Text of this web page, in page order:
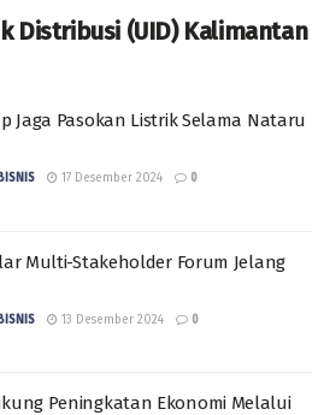
Distribusi (UID) Kalimantan
Jaga Pasokan Listrik Selama Nataru
17 Desember 2024 0
Multi-Stakeholder Forum Jelang
13 Desember 2024 0
Peningkatan Ekonomi Melalui